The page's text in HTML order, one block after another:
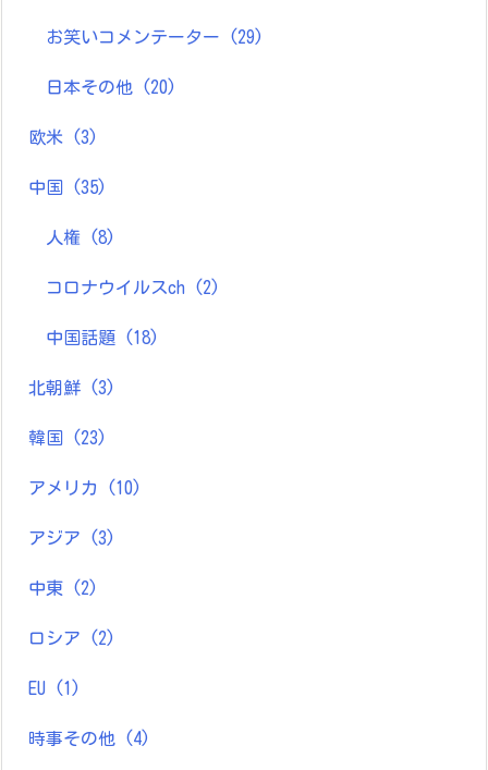
お笑いコメンテーター (29)
日本その他 (20)
欧米 (3)
中国 (35)
人権 (8)
コロナウイルスch (2)
中国話題 (18)
北朝鮮 (3)
韓国 (23)
アメリカ (10)
アジア (3)
中東 (2)
ロシア (2)
EU (1)
時事その他 (4)